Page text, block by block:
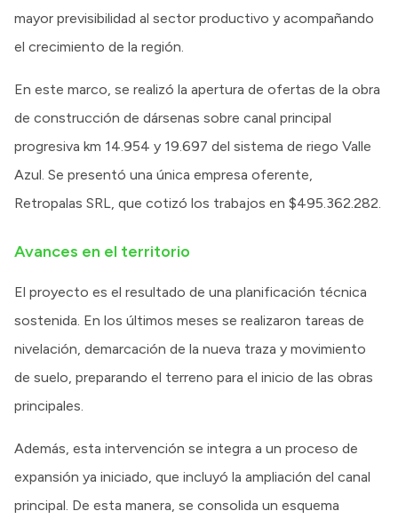
mayor previsibilidad al sector productivo y acompañando
el crecimiento de la región.
En este marco, se realizó la apertura de ofertas de la obra
de construcción de dársenas sobre canal principal
progresiva km 14.954 y 19.697 del sistema de riego Valle
Azul. Se presentó una única empresa oferente,
Retropalas SRL, que cotizó los trabajos en $495.362.282.
Avances en el territorio
El proyecto es el resultado de una planificación técnica
sostenida. En los últimos meses se realizaron tareas de
nivelación, demarcación de la nueva traza y movimiento
de suelo, preparando el terreno para el inicio de las obras
principales.
Además, esta intervención se integra a un proceso de
expansión ya iniciado, que incluyó la ampliación del canal
principal. De esta manera, se consolida un esquema